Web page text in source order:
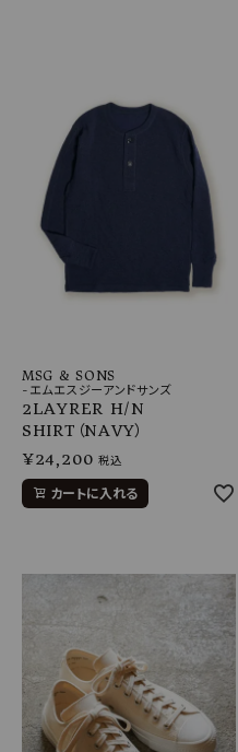
MSG & SONS
-エムエスジーアンドサンズ
2LAYRER H/N
SHIRT（NAVY）
¥24,200 税込
カートに入れる